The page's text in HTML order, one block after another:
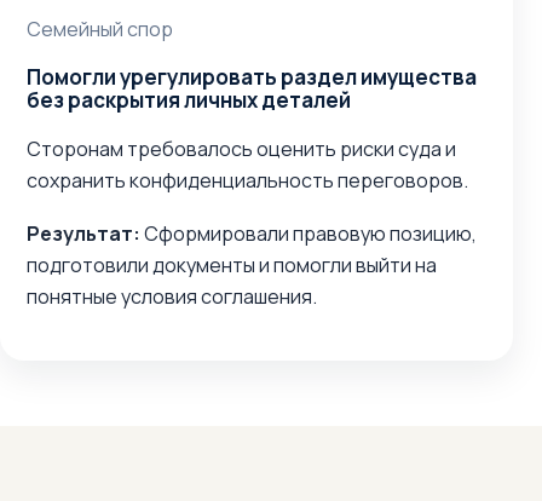
Семейный спор
Помогли урегулировать раздел имущества
без раскрытия личных деталей
Сторонам требовалось оценить риски суда и
сохранить конфиденциальность переговоров.
Результат: Сформировали правовую позицию,
подготовили документы и помогли выйти на
понятные условия соглашения.